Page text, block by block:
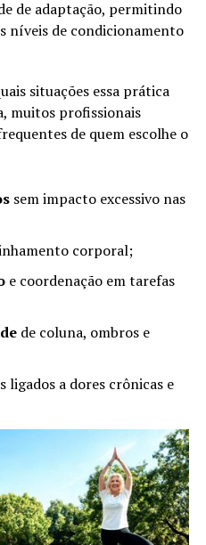
de adaptação, permitindo
níveis de condicionamento
situações essa prática
muitos profissionais
de quem escolhe o
sem impacto excessivo nas
corporal;
e coordenação em tarefas
de coluna, ombros e
ligados a dores crônicas e